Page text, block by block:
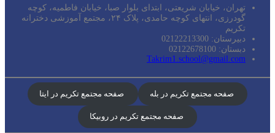
تهران، خیابان شریعتی، ابتدای بلوار صبا، خیابان فاطمیه، کوچه
گودرزی، انتهای کوچه حامدی، پلاک ۲۴، مجتمع آموزشی دخترانه
تکریم
دبیرستان: 02122213300
دبستان: 02122678100
Takrim1.school@gmail.com
صفحه مجتمع تکریم در بله صفحه مجتمع تکریم در ایتا
صفحه مجتمع تکریم در روبیکا